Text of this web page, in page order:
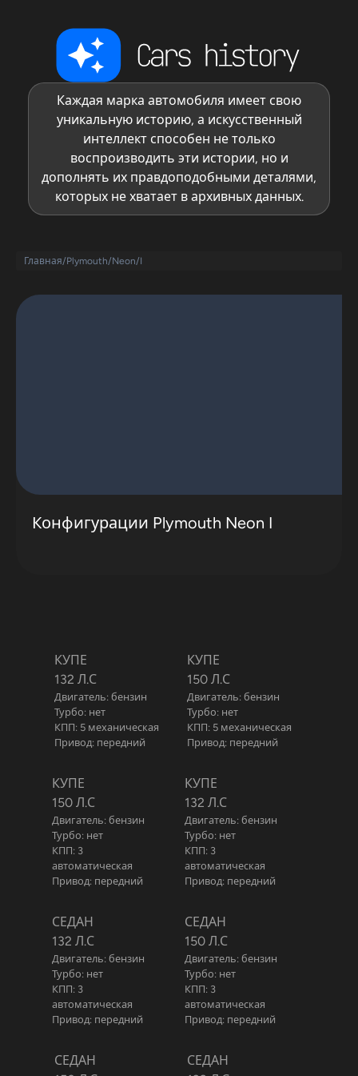
Каждая марка автомобиля имеет свою
уникальную историю, а искусственный
интеллект способен не только
воспроизводить эти истории, но и
дополнять их правдоподобными деталями,
которых не хватает в архивных данных.
Главная/Plymouth/Neon/I
Конфигурации Plymouth Neon I
КУПЕ
132 Л.С
Двигатель: бензин
Турбо: нет
КПП: 5 механическая
Привод: передний
КУПЕ
150 Л.С
Двигатель: бензин
Турбо: нет
КПП: 5 механическая
Привод: передний
КУПЕ
150 Л.С
Двигатель: бензин
Турбо: нет
КПП: 3
автоматическая
Привод: передний
КУПЕ
132 Л.С
Двигатель: бензин
Турбо: нет
КПП: 3
автоматическая
Привод: передний
СЕДАН
132 Л.С
Двигатель: бензин
Турбо: нет
КПП: 3
автоматическая
Привод: передний
СЕДАН
150 Л.С
Двигатель: бензин
Турбо: нет
КПП: 3
автоматическая
Привод: передний
СЕДАН
СЕДАН